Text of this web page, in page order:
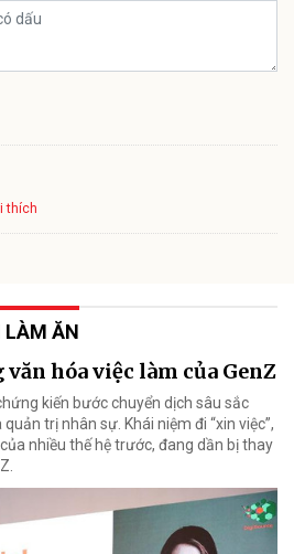
thích
LÀM ĂN
hóa việc làm của GenZ
kiến bước chuyển dịch sâu sắc
trị nhân sự. Khái niệm đi “xin việc”,
nhiều thế hệ trước, đang dần bị thay